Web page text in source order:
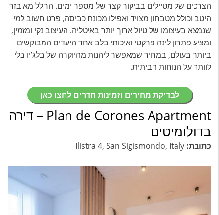
הצרכים של מטיילים בביקור קצר של מספר ימים. החלל מאובזר
היטב וכולל מטבחון מצויד ואפילו מכונת כביסה, פרט חשוב למי
שנמצא בעיצומו של טיול ארוך יותר באיטליה. העיצוב נקי ומזמין,
ומציע פתרון לינה פרקטי ואיכותי בלב אחד היעדים המבוקשים
ביותר בעולם, במחיר שמאפשר ליהנות מהיוקרה של בלג’יו בלי
לוותר על הנוחות הביתית.
לבדיקת מחירים וזמינות חדרים לחצו כאן
Plan de Corones Apartment – דירה
בדולומיטים
כתובת: